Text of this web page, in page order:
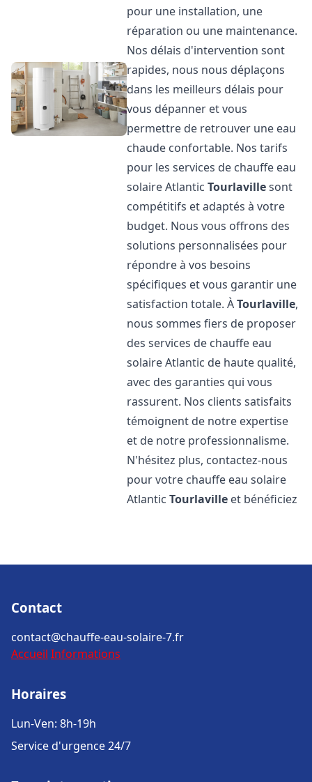
pour une installation, une
réparation ou une maintenance.
Nos délais d'intervention sont
rapides, nous nous déplaçons
dans les meilleurs délais pour
vous dépanner et vous
permettre de retrouver une eau
chaude confortable. Nos tarifs
pour les services de chauffe eau
solaire AtlanticTourlavillesont
compétitifs et adaptés à votre
budget. Nous vous offrons des
solutions personnalisées pour
répondre à vos besoins
spécifiques et vous garantir une
satisfaction totale. ÀTourlaville,
nous sommes fiers de proposer
des services de chauffe eau
solaire Atlantic de haute qualité,
avec des garanties qui vous
rassurent. Nos clients satisfaits
témoignent de notre expertise
et de notre professionnalisme.
N'hésitez plus, contactez-nous
pour votre chauffe eau solaire
AtlanticTourlaville et bénéficiez
Contact
contact@chauffe-eau-solaire-7.fr
Accueil Informations
Horaires
Lun-Ven: 8h-19h
Service d'urgence 24/7